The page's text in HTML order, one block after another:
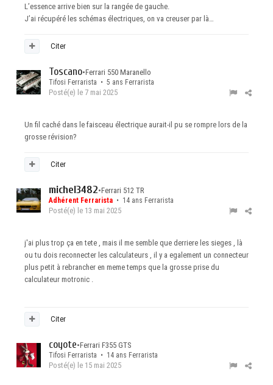
L’essence arrive bien sur la rangée de gauche.
J’ai récupéré les schémas électriques, on va creuser par là…
Citer
Toscano•Ferrari 550 Maranello
Tifosi Ferrarista • 5 ans Ferrarista
Posté(e) le 7 mai 2025
Un fil caché dans le faisceau électrique aurait-il pu se rompre lors de la
grosse révision?
Citer
michel3482•Ferrari 512 TR
Adhérent Ferrarista • 14 ans Ferrarista
Posté(e) le 13 mai 2025
j'ai plus trop ça en tete , mais il me semble que derriere les sieges , là
ou tu dois reconnecter les calculateurs , il y a egalement un connecteur
plus petit à rebrancher en meme temps que la grosse prise du
calculateur motronic .
Citer
coyote•Ferrari F355 GTS
Tifosi Ferrarista • 14 ans Ferrarista
Posté(e) le 15 mai 2025